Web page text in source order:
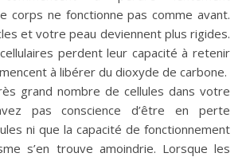
corps ne fonctionne pas comme avant.
et votre peau deviennent plus rigides.
perdent leur capacité à retenir
à libérer du dioxyde de carbone.
grand nombre de cellules dans votre
pas conscience d’être en perte
ni que la capacité de fonctionnement
s’en trouve amoindrie. Lorsque les